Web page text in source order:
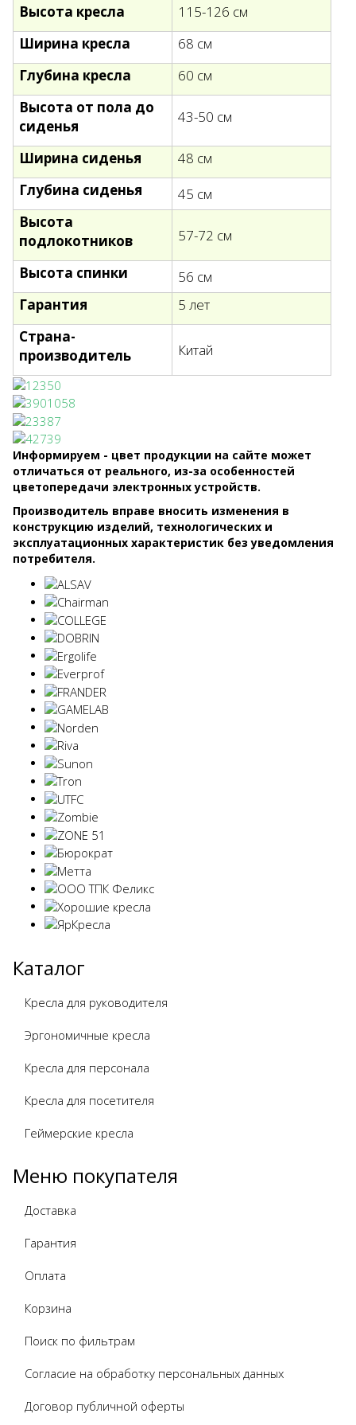
Высота кресла
115-126 см
Ширина кресла
68 см
Глубина кресла
60 см
Высота от пола до
сиденья
43-50 см
Ширина сиденья
48 см
Глубина сиденья
45 см
Высота
подлокотников
57-72 см
Высота спинки
56 см
Гарантия
5 лет
Страна-
производитель
Китай
Информируем - цвет продукции на сайте может
отличаться от реального, из-за особенностей
цветопередачи электронных устройств.
Производитель вправе вносить изменения в
конструкцию изделий, технологических и
эксплуатационных характеристик без уведомления
потребителя.
Каталог
Кресла для руководителя
Эргономичные кресла
Кресла для персонала
Кресла для посетителя
Геймерские кресла
Меню покупателя
Доставка
Гарантия
Оплата
Корзина
Поиск по фильтрам
Согласие на обработку персональных данных
Договор публичной оферты